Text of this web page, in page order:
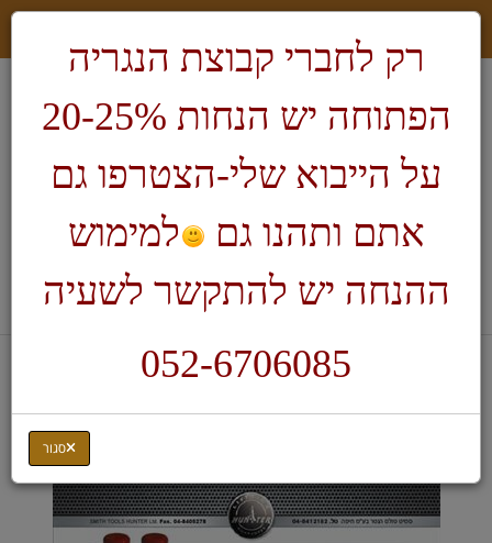
לעגלת הקניות
רק לחברי קבוצת הנגריה
הפתוחה יש הנחות 20-25%
על הייבוא שלי-הצטרפו גם
אתם ותהנו גם
למימוש
ההנחה יש להתקשר לשעיה
052-6706085
סגור